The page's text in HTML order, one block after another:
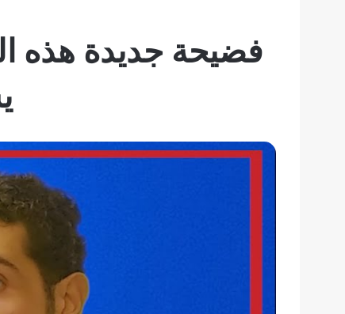
فضيحة جديدة هذه